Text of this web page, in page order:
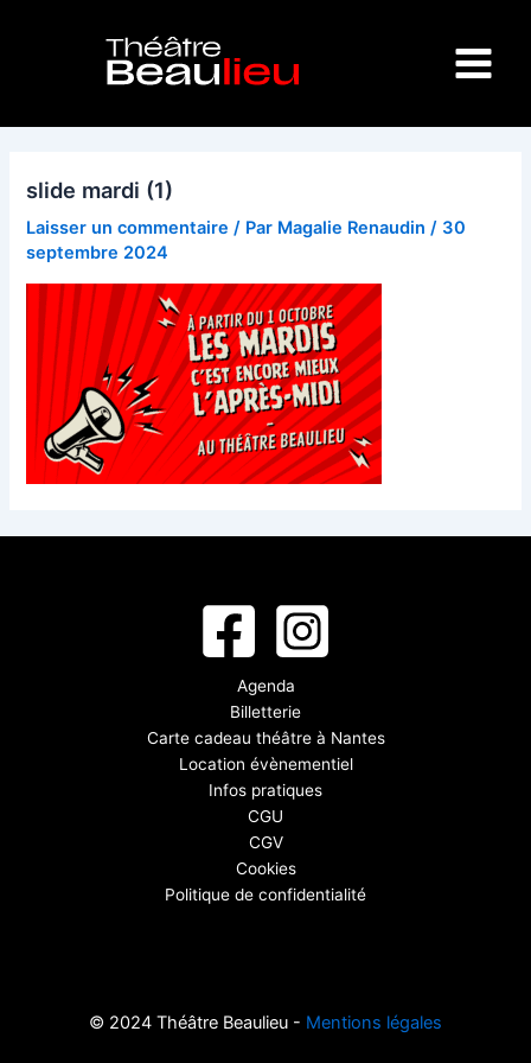
Menu
slide mardi (1)
Laisser un commentaire / Par Magalie Renaudin/ 30
septembre 2024
Agenda
Billetterie
Carte cadeau théâtre à Nantes
Location évènementiel
Infos pratiques
CGU
CGV
Cookies
Politique de confidentialité
© 2024 Théâtre Beaulieu - Mentions légales